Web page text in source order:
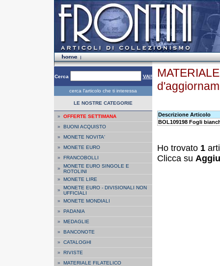
Cerca VAI!
cerca l'articolo che ti interessa
LE NOSTRE CATEGORIE
» OFFERTE SETTIMANA
» BUONI ACQUISTO
» MONETE NOVITA'
» MONETE EURO
» FRANCOBOLLI
» MONETE EURO SINGOLE E
ROTOLINI
» MONETE LIRE
» MONETE EURO - DIVISIONALI NON
UFFICIALI
» MONETE MONDIALI
» PADANIA
» MEDAGLIE
» BANCONOTE
» CATALOGHI
» RIVISTE
» MATERIALE FILATELICO
Descrizione Articolo
BOL109198 Fogli
Ho trovato 1
Clicca su